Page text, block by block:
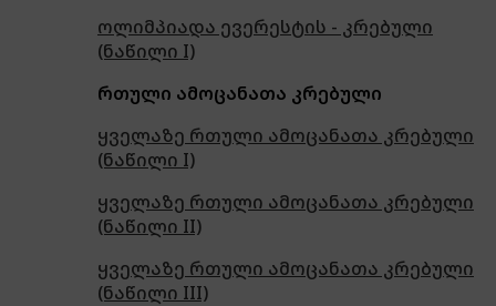
ოლიმპიადა ევერესტის - კრებული
(ნაწილი I)
რთული ამოცანათა კრებული
ყველაზე რთული ამოცანათა კრებული
(ნაწილი I)
ყველაზე რთული ამოცანათა კრებული
(ნაწილი II)
ყველაზე რთული ამოცანათა კრებული
(ნაწილი III)